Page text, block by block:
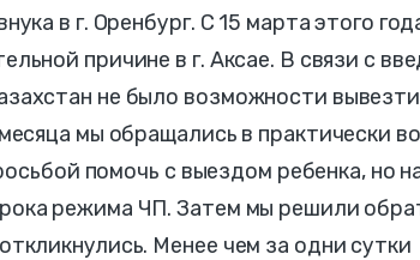
в г. Оренбург. С 15 марта этого
причине в г. Аксае. В связи с
не было возможности вывезти
мы обращались в практически
помочь с выездом ребенка, но
режима ЧП. Затем мы решили
Менее чем за одни сутки